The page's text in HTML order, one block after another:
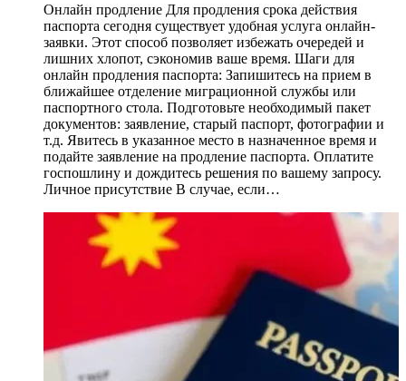
Онлайн продление Для продления срока действия
паспорта сегодня существует удобная услуга онлайн-
заявки. Этот способ позволяет избежать очередей и
лишних хлопот, сэкономив ваше время. Шаги для
онлайн продления паспорта: Запишитесь на прием в
ближайшее отделение миграционной службы или
паспортного стола. Подготовьте необходимый пакет
документов: заявление, старый паспорт, фотографии и
т.д. Явитесь в указанное место в назначенное время и
подайте заявление на продление паспорта. Оплатите
госпошлину и дождитесь решения по вашему запросу.
Личное присутствие В случае, если…